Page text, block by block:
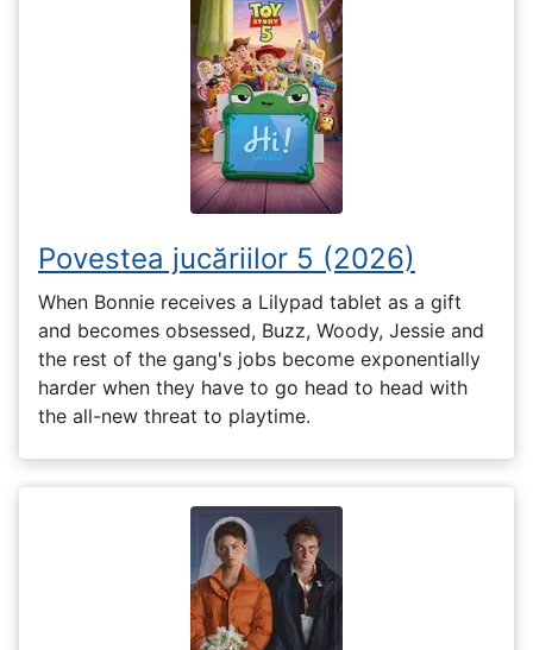
Povestea jucăriilor 5 (2026)
When Bonnie receives a Lilypad tablet as a gift
and becomes obsessed, Buzz, Woody, Jessie and
the rest of the gang's jobs become exponentially
harder when they have to go head to head with
the all-new threat to playtime.